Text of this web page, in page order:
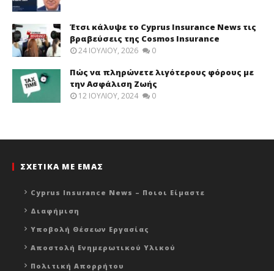
Έτσι κάλυψε το Cyprus Insurance News τις
βραβεύσεις της Cosmos Insurance
24 ΙΟΥΛΊΟΥ, 2026 0
Πώς να πληρώνετε λιγότερους φόρους με
την Ασφάλιση Ζωής
12 ΙΟΥΛΊΟΥ, 2024 0
ΣΧΕΤΙΚΑ ΜΕ ΕΜΑΣ
Cyprus Insurance News – Ποιοι Είμαστε
Διαφήμιση
Υποβολή Θέσεων Εργασίας
Αποστολή Ενημερωτικού Υλικού
Πολιτική Απορρήτου